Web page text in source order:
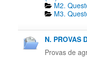
M2.
M3.
N. PROVAS
Provas de